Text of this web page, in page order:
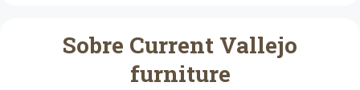
Sobre Current Vallejo
furniture